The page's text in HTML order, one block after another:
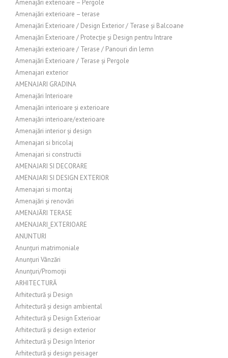
Amenajări exterioare – Pergole
Amenajări exterioare – terase
Amenajări Exterioare / Design Exterior / Terase și Balcoane
Amenajări Exterioare / Protecție și Design pentru Intrare
Amenajări exterioare / Terase / Panouri din lemn
Amenajări Exterioare / Terase și Pergole
Amenajari exterior
AMENAJARI GRADINA
Amenajări Interioare
Amenajări interioare și exterioare
Amenajări interioare/exterioare
Amenajări interior și design
Amenajari si bricolaj
Amenajari si constructii
AMENAJARI SI DECORARE
AMENAJARI SI DESIGN EXTERIOR
Amenajari si montaj
Amenajări și renovări
AMENAJĂRI TERASE
AMENAJARI_EXTERIOARE
ANUNTURI
Anunțuri matrimoniale
Anunțuri Vânzări
Anunțuri/Promoții
ARHITECTURĂ
Arhitectură și Design
Arhitectură și design ambiental
Arhitectură și Design Exterioar
Arhitectură și design exterior
Arhitectură și Design Interior
Arhitectură și design peisager